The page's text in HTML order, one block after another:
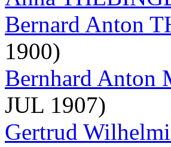
Bernard Anton
1900)
Bernhard
JUL 1907)
Gertrud